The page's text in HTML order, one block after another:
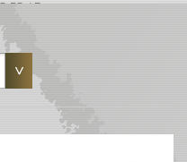
FS / Beretta